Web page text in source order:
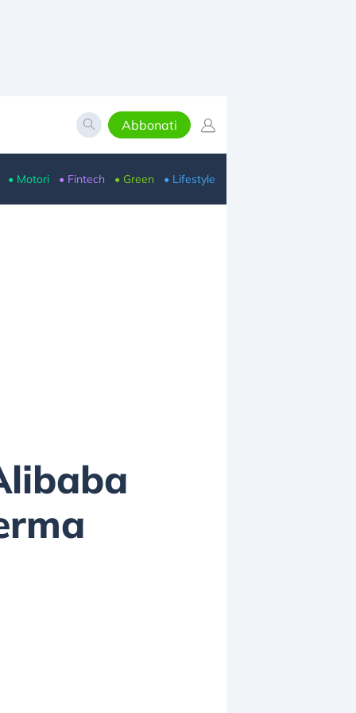
Abbonati
• Motori • Fintech • Green • Lifestyle